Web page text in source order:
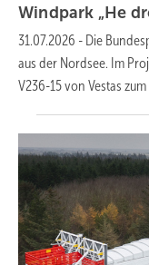
Windpark „He
31.07.2026 - Die
aus der Nordsee. Im
V236-15 von Vestas zum